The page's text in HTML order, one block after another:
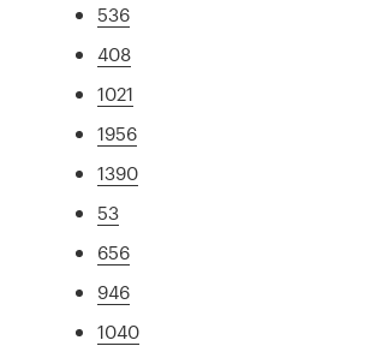
536
408
1021
1956
1390
53
656
946
1040